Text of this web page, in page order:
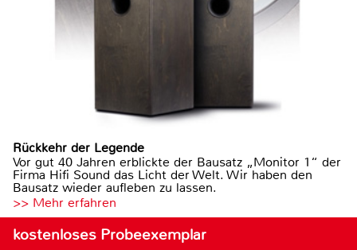
Rückkehr der Legende
Vor gut 40 Jahren erblickte der Bausatz „Monitor 1“ der
Firma Hifi Sound das Licht der Welt. Wir haben den
Bausatz wieder aufleben zu lassen.
>> Mehr erfahren
kostenloses Probeexemplar